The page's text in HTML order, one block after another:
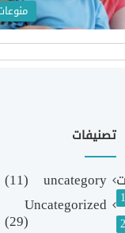
تصنيفات
uncategory
(11)
Uncategorized
(29)